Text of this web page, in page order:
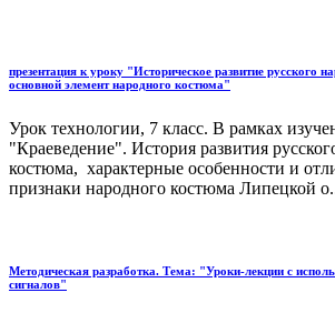
презентация к уроку "Историческое развитие русского
основной элемент народного костюма"
Урок технологии, 7 класс. В рамках
"Краеведение". История развития
костюма, характерные особенности и
признаки народного костюма Липецкой
Методическая разработка. Тема: "Уроки-лекции с
сигналов"